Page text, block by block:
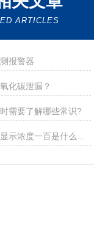
ARTICLES
报警器
化碳泄漏？
需要了解哪些常识?